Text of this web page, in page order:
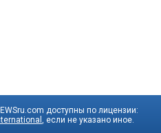
доступны по лицензии:
, если не указано иное.